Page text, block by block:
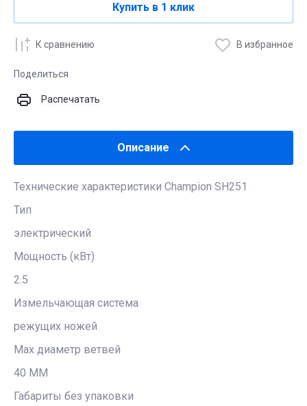
Купить в 1 клик
К сравнению В избранное
Поделиться
Распечатать
Описание
Технические характеристики Champion SH251
Тип
электрический
Мощность (кВт)
2.5
Измельчающая система
режущих ножей
Мах диаметр ветвей
40 MM
Габариты без упаковки